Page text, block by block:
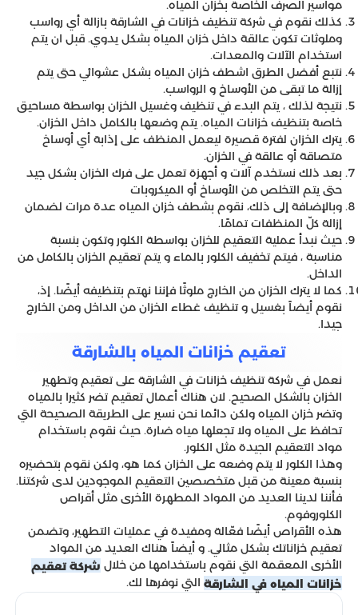
مواسير الصرف الخاصة بخزان المياه.
كذلك نقوم في شركة تنظيف خزانات في الشارقة بازالة أي رواسب
وملوثات تكون عالقة داخل خزان المياه بشكل يدوي. قبل ان يتم
استخدام الآلات والمعدات.
نتبع أفضل الطرق اشطف خزان المياه بشكل عشوائي حتى يتم
إزالة ما تبقى من الأوساخ و الرواسب.
نتيجة لذلك ، يتم البدء في تنظيف وغسيل الخزان بواسطة مساحيق
خاصة بتنظيف خزانات المياه. يتم وضعها بالكامل داخل الخزان.
يترك الخزان لفترة قصيرة ليعمل المنظف على إذابة أي أوساخ
متصاقة أو عالقة في الخزان.
بعد ذلك نستخدم آلات و أجهزة تعمل على فرك الخزان بشكل جيد
حتى يتم التخلص من الأوساخ أو الميكروبات
وبالإضافة إلى ذلك، نقوم بشطف خزان المياه عدة مرات لضمان
إزالة كلّ المنظفات تمامًا.
حيث نبدأ عملية التعقيم للخزان بواسطة الكلور وتكون بنسبة
مناسبة ، فيتم تخفيف الكلور بالماء و يتم تعقيم الخزان بالكامل من
الداخل.
كما لا يترك الخزان من الخارج ملوثًا فإننا نهتم بتنظيفه أيضًا. إذ،
نقوم أيضاً بغسيل و تنظيف غطاء الخزان من الداخل ومن الخارج
جيدا.
تعقيم خزانات المياه بالشارقة
نعمل في شركة تنظيف خزانات في الشارقة على تعقيم وتطهير
الخزان بالشكل الصحيح. لان هناك أعمال تعقيم تضر كثيرا بالمياه
وتضر خزان المياه ولكن دائما نحن نسير على الطريقة الصحيحة التي
تحافظ على المياه ولا تجعلها مياه ضارة. حيث نقوم باستخدام
مواد التعقيم الجيدة مثل الكلور.
وهذا الكلور لا يتم وضعه على الخزان كما هو، ولكن نقوم بتحضيره
بنسبة معينة من قبل متخصصين التعقيم الموجودين لدى شركتنا.
فأننا لدينا العديد من المواد المطهرة الأخرى مثل أقراص
الكلوروفوم.
هذه الأقراص أيضًا فعّالة ومفيدة في عمليات التطهير، وتضمن
تعقيم خزاناتك بشكل مثالي. و أيضاً هناك العديد من المواد
الأخرى المعقمة التي نقوم باستخدامها من خلال شركة تعقيم
خزانات المياه في الشارقة التي نوفرها لك.